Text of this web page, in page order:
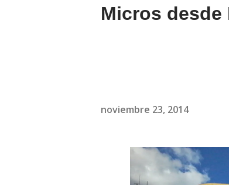
Micros desde
noviembre 23, 2014